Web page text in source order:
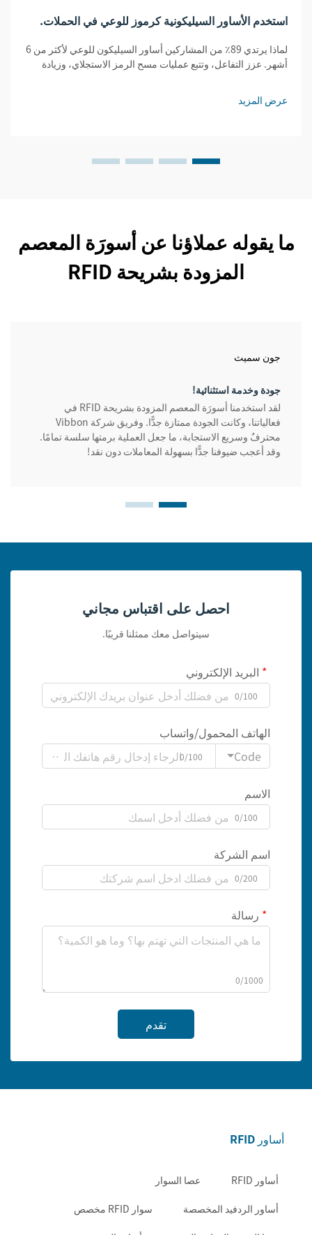
استخدم الأساور السيليكونية كرموز للوعي في الحملات.
لماذا يرتدي 89٪ من المشاركين أساور السيليكون للوعي لأكثر من 6
أشهر. عزز التفاعل، وتتبع عمليات مسح الرمز الاستجلاي، وزيادة
للشركات مع الشركات.
عرض المزيد
ما يقوله عملاؤنا عن أسورَة المعصم
المزودة بشريحة RFID
جون سميث
جودة وخدمة استثنائية!
لقد استخدمنا أسورَة المعصم المزودة بشريحة RFID في
فعالياتنا، وكانت الجودة ممتازة جدًّا. وفريق شركة Vibbon
محترفٌ وسريع الاستجابة، ما جعل العملية برمتها سلسة تمامًا.
وقد أعجب ضيوفنا جدًّا بسهولة المعاملات دون نقد!
احصل على اقتباس مجاني
سيتواصل معك ممثلنا قريبًا.
البريد الإلكتروني
0/100
الهاتف المحمول/واتساب
Code
0/100
الاسم
0/100
اسم الشركة
0/200
رسالة
0/1000
تقدم
أساور RFID
أساور RFID عصا السوار
أساور الردفيد المخصصة سوار RFID مخصص